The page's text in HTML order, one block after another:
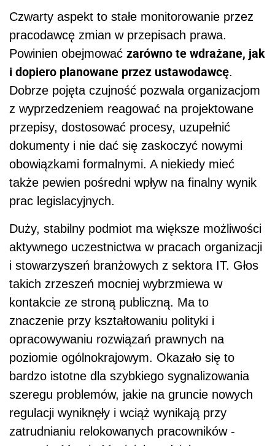
Czwarty aspekt to stałe monitorowanie przez
pracodawcę zmian w przepisach prawa.
Powinien obejmować zarówno te wdrażane, jak
i dopiero planowane przez ustawodawcę.
Dobrze pojęta czujność pozwala organizacjom
z wyprzedzeniem reagować na projektowane
przepisy, dostosować procesy, uzupełnić
dokumenty i nie dać się zaskoczyć nowymi
obowiązkami formalnymi. A niekiedy mieć
także pewien pośredni wpływ na finalny wynik
prac legislacyjnych.
Duży, stabilny podmiot ma większe możliwości
aktywnego uczestnictwa w pracach organizacji
i stowarzyszeń branżowych z sektora IT. Głos
takich zrzeszeń mocniej wybrzmiewa w
kontakcie ze stroną publiczną. Ma to
znaczenie przy kształtowaniu polityki i
opracowywaniu rozwiązań prawnych na
poziomie ogólnokrajowym. Okazało się to
bardzo istotne dla szybkiego sygnalizowania
szeregu problemów, jakie na gruncie nowych
regulacji wyniknęły i wciąż wynikają przy
zatrudnianiu relokowanych pracowników -